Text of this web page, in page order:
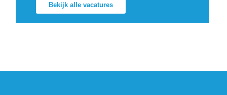
Bekijk alle vacatures